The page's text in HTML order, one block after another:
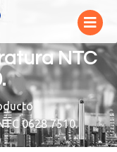
NTC
0628 7510.